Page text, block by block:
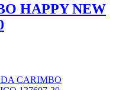
HAPPY NEW